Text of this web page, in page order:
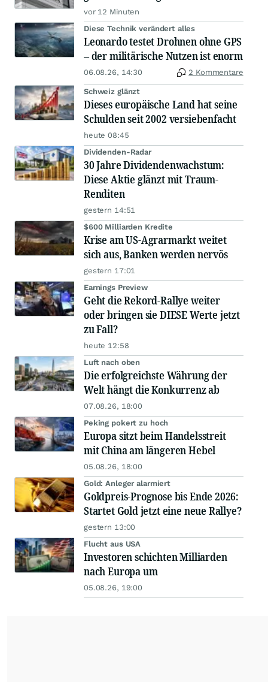
vor 12 Minuten
Diese Technik verändert alles
Leonardo testet Drohnen ohne GPS
– der militärische Nutzen ist enorm
06.08.26, 14:30 2 Kommentare
Schweiz glänzt
Dieses europäische Land hat seine
Schulden seit 2002 versiebenfacht
heute 08:45
Dividenden-Radar
30 Jahre Dividendenwachstum:
Diese Aktie glänzt mit Traum-
Renditen
gestern 14:51
$600 Milliarden Kredite
Krise am US-Agrarmarkt weitet
sich aus, Banken werden nervös
gestern 17:01
Earnings Preview
Geht die Rekord-Rallye weiter
oder bringen sie DIESE Werte jetzt
zu Fall?
heute 12:58
Luft nach oben
Die erfolgreichste Währung der
Welt hängt die Konkurrenz ab
07.08.26, 18:00
Peking pokert zu hoch
Europa sitzt beim Handelsstreit
mit China am längeren Hebel
05.08.26, 18:00
Gold: Anleger alarmiert
Goldpreis-Prognose bis Ende 2026:
Startet Gold jetzt eine neue Rallye?
gestern 13:00
Flucht aus USA
Investoren schichten Milliarden
nach Europa um
05.08.26, 19:00